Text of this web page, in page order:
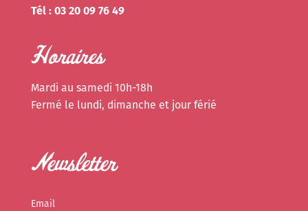
Tél : 03 20 09 76 49
Horaires
Mardi au samedi 10h-18h
Fermé le lundi, dimanche et jour férié
Newsletter
Email